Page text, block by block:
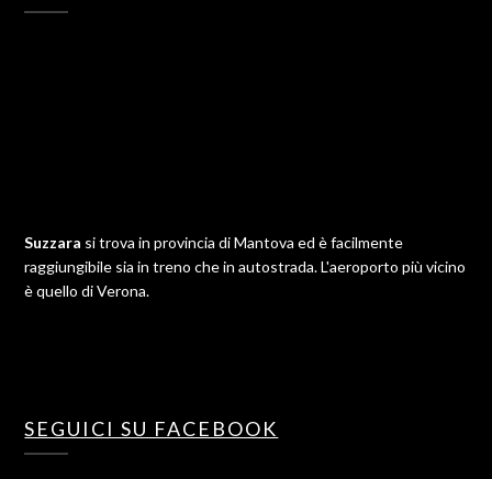
Suzzara si trova in provincia di Mantova ed è facilmente
raggiungibile sia in treno che in autostrada. L'aeroporto più vicino
è quello di Verona.
SEGUICI SU FACEBOOK